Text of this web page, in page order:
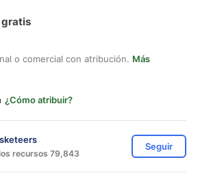
gratis
o comercial con atribución. Más
¿Cómo atribuir?
recursos 79,843
Seguir